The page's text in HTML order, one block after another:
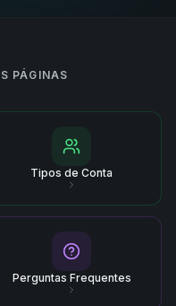
PÁGINAS
Tipos de Conta
Perguntas Frequentes